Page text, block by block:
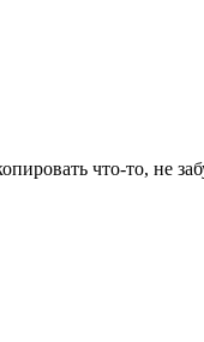
что-то, не